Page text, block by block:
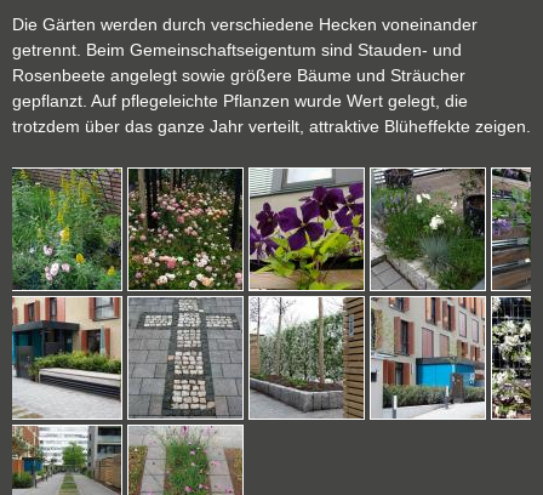
Die Gärten werden durch verschiedene Hecken voneinander
getrennt. Beim Gemeinschaftseigentum sind Stauden- und
Rosenbeete angelegt sowie größere Bäume und Sträucher
gepflanzt. Auf pflegeleichte Pflanzen wurde Wert gelegt, die
trotzdem über das ganze Jahr verteilt, attraktive Blüheffekte zeigen.